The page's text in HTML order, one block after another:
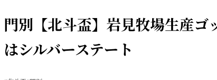
門別【北斗盃】岩見牧場生産
はシルバーステート